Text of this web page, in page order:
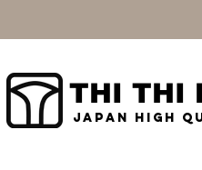
THI THI
JAPAN high